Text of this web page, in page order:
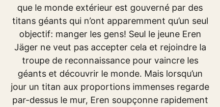
que le monde extérieur est gouverné par des
titans géants qui n’ont apparemment qu’un seul
objectif: manger les gens! Seul le jeune Eren
Jäger ne veut pas accepter cela et rejoindre la
troupe de reconnaissance pour vaincre les
géants et découvrir le monde. Mais lorsqu’un
jour un titan aux proportions immenses regarde
par-dessus le mur, Eren soupçonne rapidement